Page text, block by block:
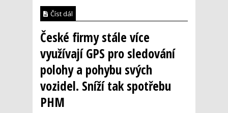
Číst dál
České firmy stále více
využívají GPS pro sledování
polohy a pohybu svých
vozidel. Sníží tak spotřebu
PHM